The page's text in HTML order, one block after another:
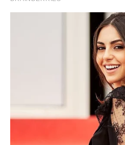
«Нам не
не дуже-то поважаємо
поважаємо один одного… І в